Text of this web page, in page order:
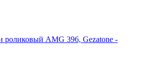
роликовый AMG 396, Gezatone -